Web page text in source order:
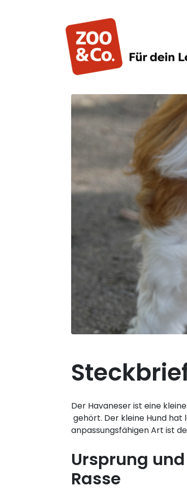
Der Havaneser ist eine
gehört. Der kleine Hund hat
anpassungsfähigen Art ist
Ursprung
Rasse